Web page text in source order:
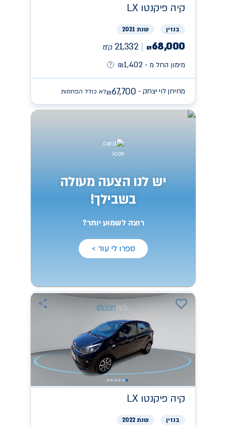
קיה פיקנטו LX
בנזין שנת 2021
₪68,000
21,332 ק״מ
מימון החל מ -
₪1,402
מחירון לוי יצחק - ₪67,700 לא כולל הפחתות
יש לנו הצעה מעולה
בשבילך!
רוצה לשמוע יותר?
ספרו לי עוד >
קיה פיקנטו LX
בנזין שנת 2022